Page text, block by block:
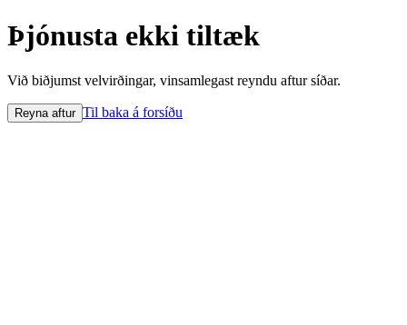
Þjónusta ekki tiltæk
Við biðjumst velvirðingar, vinsamlegast reyndu aftur síðar.
Reyna aftur Til baka á forsíðu